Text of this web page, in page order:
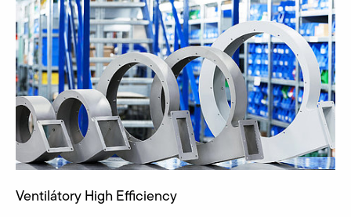
Ventilátory High Efficiency